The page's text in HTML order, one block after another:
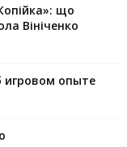
що
Вініченко
игровом опыте